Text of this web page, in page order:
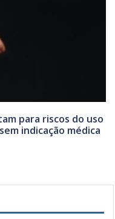
para riscos do uso
indicação médica